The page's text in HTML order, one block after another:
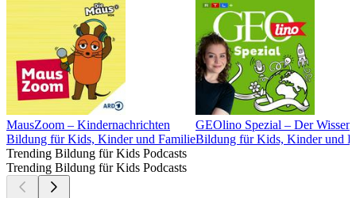
MausZoom – Kindernachrichten
Bildung für Kids, Kinder und Familie
GEOlino Spezial – Der
Bildung für Kids, Kinder und
Trending Bildung für Kids Podcasts
Trending Bildung für Kids Podcasts